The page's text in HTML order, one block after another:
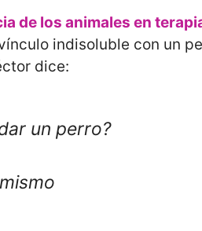
de los animales en
indisoluble con un
dice:
un perro?